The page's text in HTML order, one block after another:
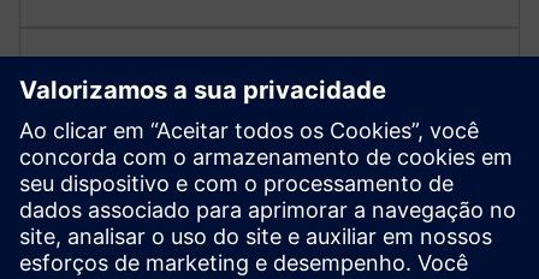
Desenvolvimento contínuo
Os controladores SIMATIC S7-400 são um
investimento de longo prazo. Você obtém acesso
permanente à sua série de controladores por meio de
um fornecimento consistente de peças de reposição e
disponibilidade de componentes.